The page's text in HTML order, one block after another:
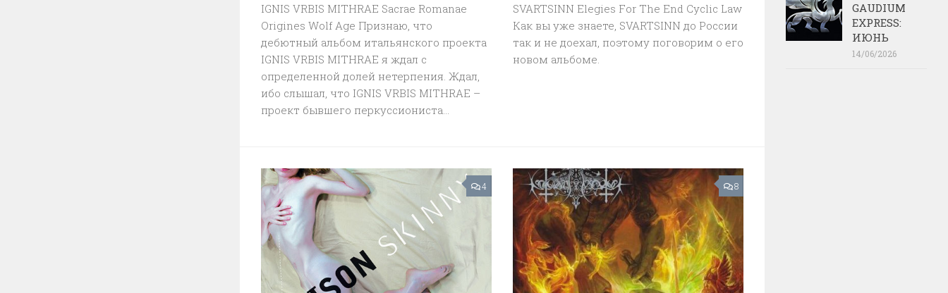
IGNIS VRBIS MITHRAE Sacrae Romanae
Origines Wolf Age Признаю, что
дебютный альбом итальянского проекта
IGNIS VRBIS MITHRAE я ждал с
определенной долей нетерпения. Ждал,
ибо слышал, что IGNIS VRBIS MITHRAE –
проект бывшего перкуссиониста...
SVARTSINN Elegies For The End Cyclic Law
Как вы уже знаете, SVARTSINN до России
так и не доехал, поэтому поговорим о его
новом альбоме.
4 8
GAUDIUM
EXPRESS:
ИЮНЬ
14/06/2026